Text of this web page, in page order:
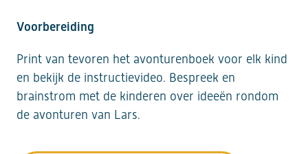
Voorbereiding
Print van tevoren het avonturenboek voor elk kind
en bekijk de instructievideo. Bespreek en
brainstrom met de kinderen over ideeën rondom
de avonturen van Lars.